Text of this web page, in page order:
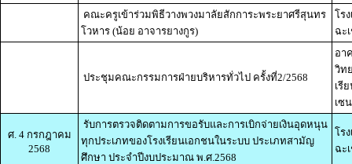
คณะครูเข้าร่วมพิธีวางพวงมาลัยสักการะพระยาศรีสุนทร
โวหาร (น้อย อาจารยางกูร)
โร
ฉะ
ประชุมคณะกรรมการฝ่ายบริหารทั่วไป ครั้งที่2/2568
อา
วิท
เรี
เซ
ศ. 4 กรกฎาคม
2568
รับการตรวจติดตามการขอรับและการเบิกจ่ายเงินอุดหนุน
ทุกประเภทของโรงเรียนเอกชนในระบบ ประเภทสามัญ
ศึกษา ประจำปีงบประมาณ พ.ศ.2568
โร
ฉะ